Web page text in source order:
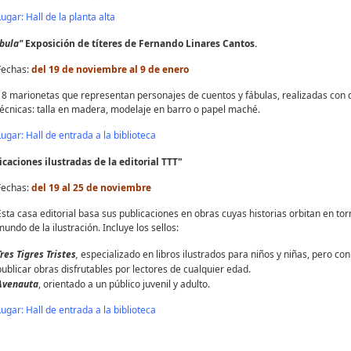
Hall de la planta alta
Exposición de títeres de Fernando Linares Cantos.
del 19 de noviembre al 9 de enero
marionetas que representan personajes de cuentos y fábulas, realizadas con
talla en madera, modelaje en barro o papel maché.
Hall de entrada a la biblioteca
ilustradas de la editorial TTT"
del 19 al 25 de noviembre
casa editorial basa sus publicaciones en obras cuyas historias orbitan en
de la ilustración. Incluye los sellos:
Tigres Tristes, especializado en libros ilustrados para niños y niñas, pero
obras disfrutables por lectores de cualquier edad.
, orientado a un público juvenil y adulto.
Hall de entrada a la biblioteca